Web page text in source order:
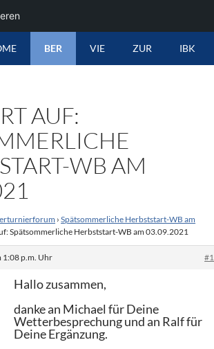
BER VIE ZUR IBK
AUF:
WB AM
› Spätsommerliche Herbststart-WB am
Spätsommerliche Herbststart-WB am 03.09.2021
1:08 p.m. Uhr
Hallo zusammen,
danke an Michael für Deine
Wetterbesprechung und an Ralf für
Deine Ergänzung.